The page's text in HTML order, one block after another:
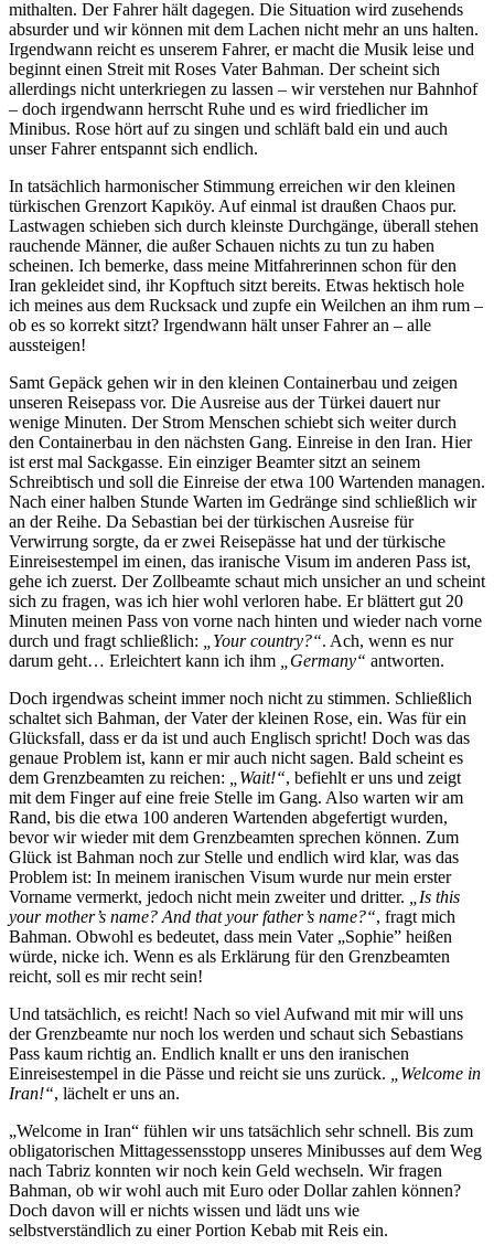
mithalten. Der Fahrer hält dagegen. Die Situation wird zusehends
absurder und wir können mit dem Lachen nicht mehr an uns halten.
Irgendwann reicht es unserem Fahrer, er macht die Musik leise und
beginnt einen Streit mit Roses Vater Bahman. Der scheint sich
allerdings nicht unterkriegen zu lassen – wir verstehen nur Bahnhof
– doch irgendwann herrscht Ruhe und es wird friedlicher im
Minibus. Rose hört auf zu singen und schläft bald ein und auch
unser Fahrer entspannt sich endlich.
In tatsächlich harmonischer Stimmung erreichen wir den kleinen
türkischen Grenzort Kapıköy. Auf einmal ist draußen Chaos pur.
Lastwagen schieben sich durch kleinste Durchgänge, überall stehen
rauchende Männer, die außer Schauen nichts zu tun zu haben
scheinen. Ich bemerke, dass meine Mitfahrerinnen schon für den
Iran gekleidet sind, ihr Kopftuch sitzt bereits. Etwas hektisch hole
ich meines aus dem Rucksack und zupfe ein Weilchen an ihm rum –
ob es so korrekt sitzt? Irgendwann hält unser Fahrer an – alle
aussteigen!
Samt Gepäck gehen wir in den kleinen Containerbau und zeigen
unseren Reisepass vor. Die Ausreise aus der Türkei dauert nur
wenige Minuten. Der Strom Menschen schiebt sich weiter durch
den Containerbau in den nächsten Gang. Einreise in den Iran. Hier
ist erst mal Sackgasse. Ein einziger Beamter sitzt an seinem
Schreibtisch und soll die Einreise der etwa 100 Wartenden managen.
Nach einer halben Stunde Warten im Gedränge sind schließlich wir
an der Reihe. Da Sebastian bei der türkischen Ausreise für
Verwirrung sorgte, da er zwei Reisepässe hat und der türkische
Einreisestempel im einen, das iranische Visum im anderen Pass ist,
gehe ich zuerst. Der Zollbeamte schaut mich unsicher an und scheint
sich zu fragen, was ich hier wohl verloren habe. Er blättert gut 20
Minuten meinen Pass von vorne nach hinten und wieder nach vorne
durch und fragt schließlich:
„Your country?“. Ach, wenn es nur
darum geht… Erleichtert kann ich ihm
„Germany“ antworten.
Doch irgendwas scheint immer noch nicht zu stimmen. Schließlich
schaltet sich Bahman, der Vater der kleinen Rose, ein. Was für ein
Glücksfall, dass er da ist und auch Englisch spricht! Doch was das
genaue Problem ist, kann er mir auch nicht sagen. Bald scheint es
dem Grenzbeamten zu reichen:
„Wait!“, befiehlt er uns und zeigt
mit dem Finger auf eine freie Stelle im Gang. Also warten wir am
Rand, bis die etwa 100 anderen Wartenden abgefertigt wurden,
bevor wir wieder mit dem Grenzbeamten sprechen können. Zum
Glück ist Bahman noch zur Stelle und endlich wird klar, was das
Problem ist: In meinem iranischen Visum wurde nur mein erster
Vorname vermerkt, jedoch nicht mein zweiter und dritter.
„Is this
your mother’s name? And that your father’s name?“, fragt mich
Bahman. Obwohl es bedeutet, dass mein Vater „Sophie” heißen
würde, nicke ich. Wenn es als Erklärung für den Grenzbeamten
reicht, soll es mir recht sein!
Und tatsächlich, es reicht! Nach so viel Aufwand mit mir will uns
der Grenzbeamte nur noch los werden und schaut sich Sebastians
Pass kaum richtig an. Endlich knallt er uns den iranischen
Einreisestempel in die Pässe und reicht sie uns zurück.
„Welcome in
Iran!“, lächelt er uns an.
„Welcome in Iran“ fühlen wir uns tatsächlich sehr schnell. Bis zum
obligatorischen Mittagessensstopp unseres Minibusses auf dem Weg
nach Tabriz konnten wir noch kein Geld wechseln. Wir fragen
Bahman, ob wir wohl auch mit Euro oder Dollar zahlen können?
Doch davon will er nichts wissen und lädt uns wie
selbstverständlich zu einer Portion Kebab mit Reis ein.